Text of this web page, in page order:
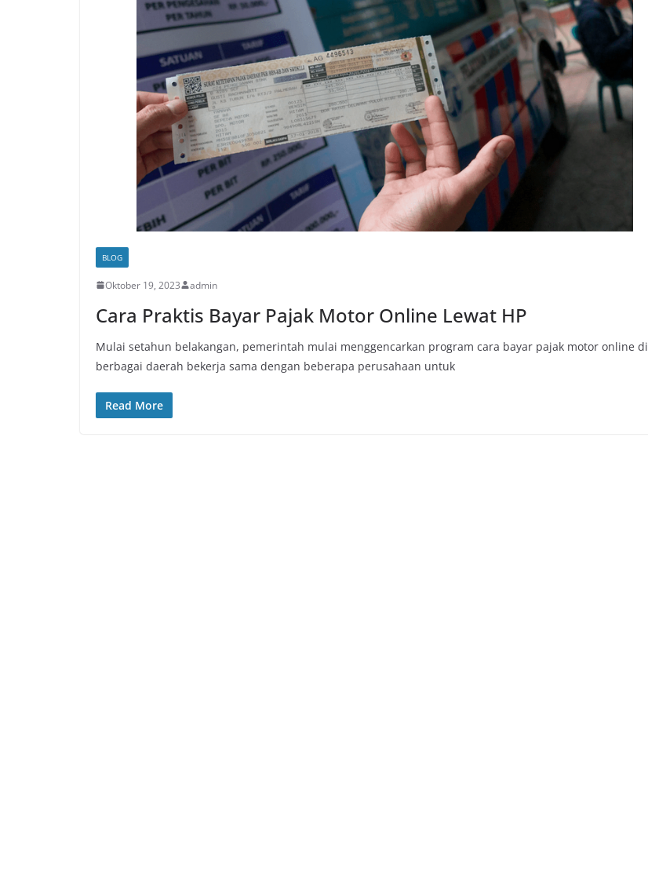
BLOG
Oktober 19, 2023 admin
Cara Praktis Bayar Pajak Motor Online Lewat HP
Mulai setahun belakangan, pemerintah mulai menggencarkan program cara bayar pajak motor online di
berbagai daerah bekerja sama dengan beberapa perusahaan untuk
Read More